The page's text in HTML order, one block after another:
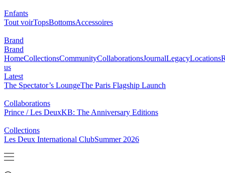
Enfants
Tout voirTopsBottomsAccessoires
Brand
Brand
HomeCollectionsCommunityCollaborationsJournalLegacyLocations
us
Latest
The Spectator’s LoungeThe Paris Flagship Launch
Collaborations
Prince / Les DeuxKB: The Anniversary Editions
Collections
Les Deux International ClubSummer 2026